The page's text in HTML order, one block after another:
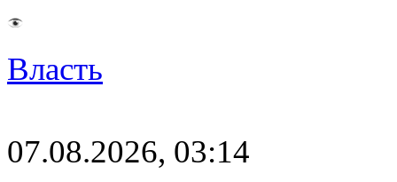
Власть
07.08.2026, 03:14